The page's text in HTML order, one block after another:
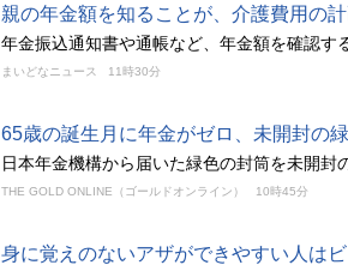
親の年金額を知ることが、介護費用の
年金振込通知書や通帳など、年金額を確認す
まいどなニュース 11時30分
65歳の誕生月に年金がゼロ、未開封の
日本年金機構から届いた緑色の封筒を未開封
THE GOLD ONLINE（ゴールドオンライン） 10時45分
身に覚えのないアザができやすい人は